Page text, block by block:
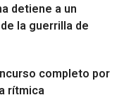
detiene a un
la guerrilla de
completo por
rítmica